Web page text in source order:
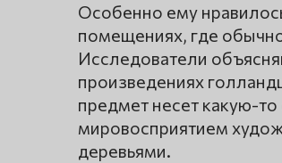
Особенно ему
помещениях, где
Исследователи
произведениях
предмет несет какую-
мировосприятием
деревьями.